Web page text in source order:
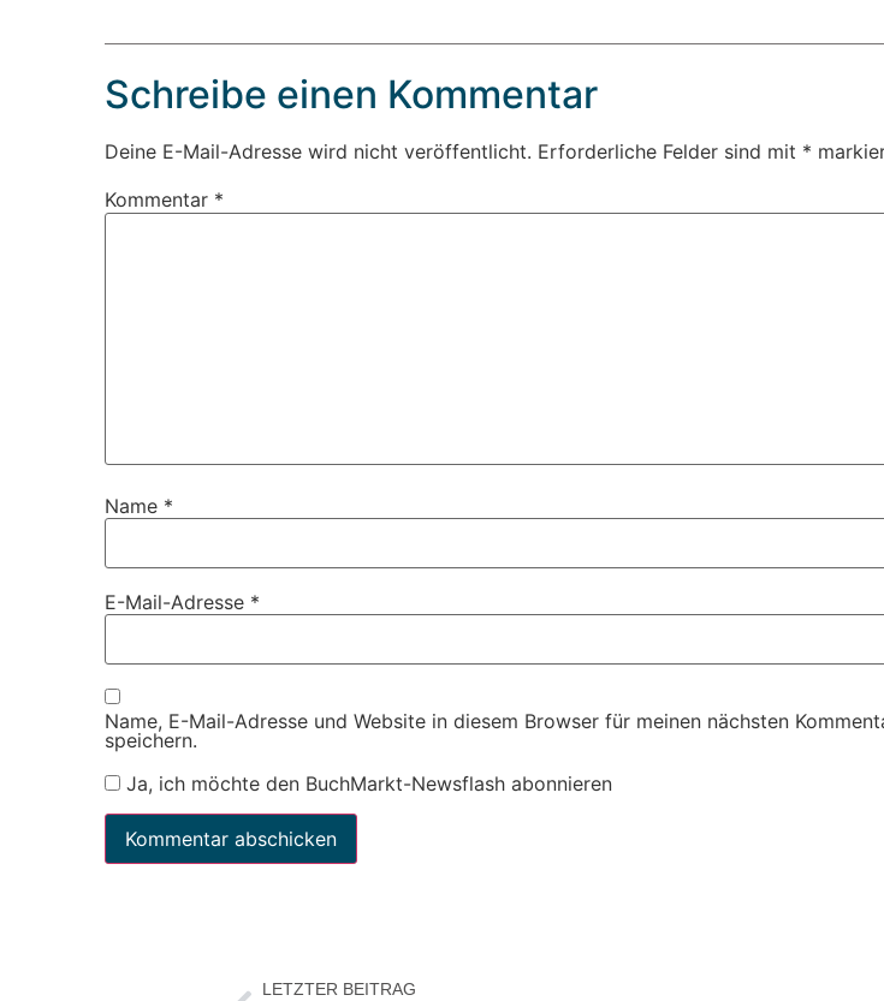
Schreibe einen Kommentar
Deine E-Mail-Adresse wird nicht veröffentlicht. Erforderliche Felder sind mit *
Kommentar *
Name *
E-Mail-Adresse *
Name, E-Mail-Adresse und Website in diesem Browser für meinen nächsten
speichern.
Ja, ich möchte den BuchMarkt-Newsflash abonnieren
LETZTER BEITRAG